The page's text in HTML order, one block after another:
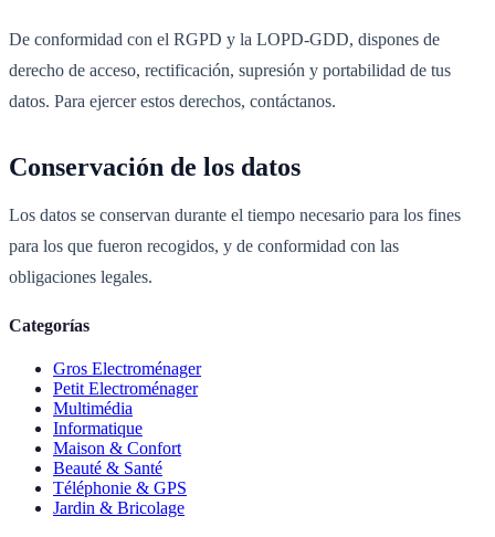
De conformidad con el RGPD y la LOPD-GDD, dispones de
derecho de acceso, rectificación, supresión y portabilidad de tus
datos. Para ejercer estos derechos, contáctanos.
Conservación de los datos
Los datos se conservan durante el tiempo necesario para los fines
para los que fueron recogidos, y de conformidad con las
obligaciones legales.
Categorías
Gros Electroménager
Petit Electroménager
Multimédia
Informatique
Maison & Confort
Beauté & Santé
Téléphonie & GPS
Jardin & Bricolage